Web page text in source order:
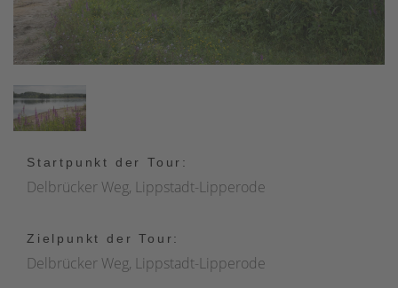
Startpunkt der Tour:
Delbrücker Weg, Lippstadt-Lipperode
Zielpunkt der Tour:
Delbrücker Weg, Lippstadt-Lipperode